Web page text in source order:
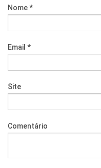
Nome*
Email *
Site
Comentário